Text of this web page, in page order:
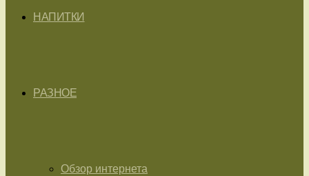
НАПИТКИ
РАЗНОЕ
Обзор интернета